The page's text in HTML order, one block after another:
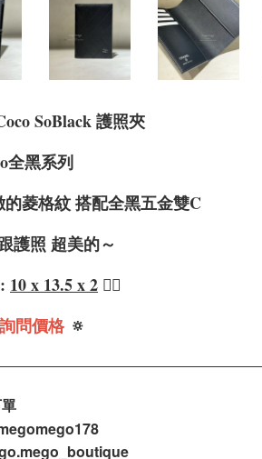
SoBlack 護照夾
全黑系列
的菱格紋 搭配全黑五金雙C
護照 超美的～
10 x 13.5 x 2 ❤️‍🔥
問價格 🔅